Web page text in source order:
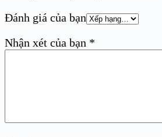
Đánh giá của bạn
Nhận xét của bạn *